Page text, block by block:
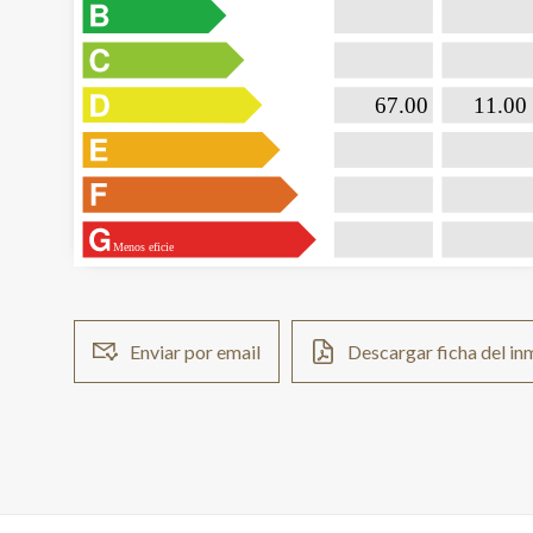
Menos eficie
67.00
Enviar por email Descargar ficha del